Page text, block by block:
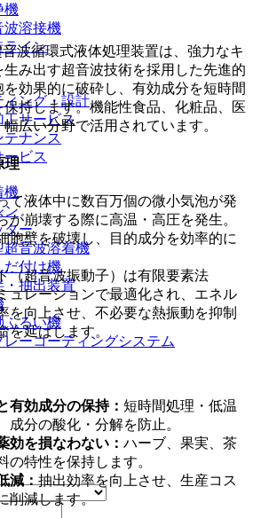
機
波溶接機
ライン
ィング・設計
サービス
ナンス
ビス
機
ン
ター
超音波溶着機
だ付け機
・抽出装置
ふるい機
ーコーティングシステム
波循環式液体処理装置は、強力なキ
み出す超音波技術を採用した先進的
効果的に破砕し、有効成分を短時間
持します。機能性食品、化粧品、医
広い分野で活用されています。
理
て液体中に数百万個の微小気泡が発
が崩壊する際に高温・高圧を発生。
胞壁を破壊し、目的成分を効率的に
（超音波振動子）は有限要素法
ュレーションで最適化され、エネル
を向上させ、不必要な熱振動を抑制
を延ばします。
有効成分の保持： 短時間処理・低温
成分の酸化・分解を防止。
効を損なわない： ハーブ、果実、茶
の特性を保持します。
減：抽出効率を向上させ、生産コス
削減します。